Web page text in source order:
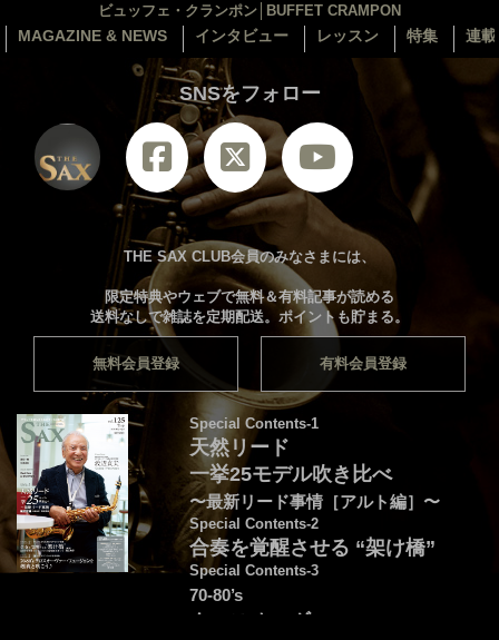
ビュッフェ・クランポン│BUFFET CRAMPON
MAGAZINE & NEWS インタビュー レッスン 特集 連
SNSをフォロー
THE SAX CLUB会員のみなさまには、
限定特典やウェブで無料＆有料記事が読める
送料なしで雑誌を定期配送。ポイントも貯まる。
無料会員登録 有料会員登録
Special Contents-1
天然リード
一挙25モデル吹き比べ
〜最新リード事情［アルト編］〜
Special Contents-2
合奏を覚醒させる “架け橋”
Special Contents-3
70-80’s
クロスオーヴァー・